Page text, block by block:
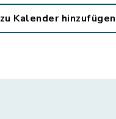
zu Kalender hinzufügen